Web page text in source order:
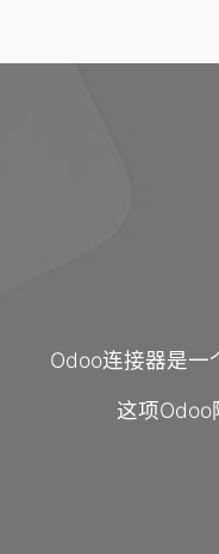
Odoo连接器是一
这项Odoo